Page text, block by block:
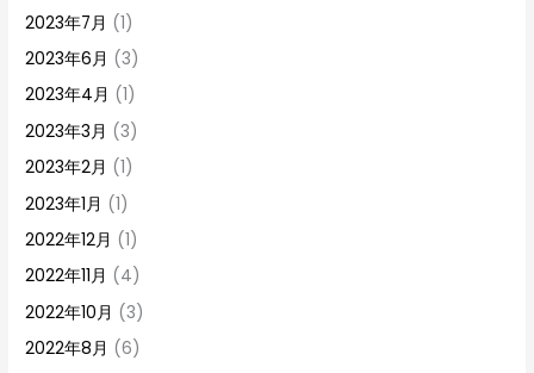
2023年7月 (1)
2023年6月 (3)
2023年4月 (1)
2023年3月 (3)
2023年2月 (1)
2023年1月 (1)
2022年12月 (1)
2022年11月 (4)
2022年10月 (3)
2022年8月 (6)